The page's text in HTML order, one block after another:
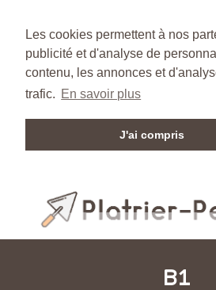
Les cookies permettent à nos
publicité et d'analyse de
contenu, les annonces et
trafic. En savoir plus
J'ai compris
B1